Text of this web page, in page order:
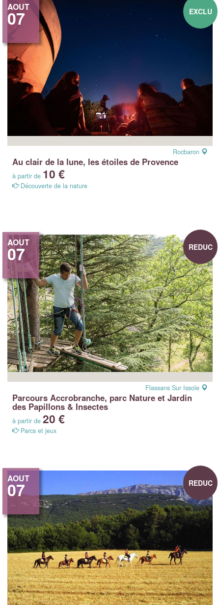
Rocbaron
Au clair de la lune, les étoiles de Provence
à partir de 10 €
Découverte de la nature
AOUT
07 EXCLU
Flassans Sur Issole
Parcours Accrobranche, parc Nature et Jardin
des Papillons & Insectes
à partir de 20 €
Parcs et jeux
AOUT
07 REDUC
AOUT
07 REDUC